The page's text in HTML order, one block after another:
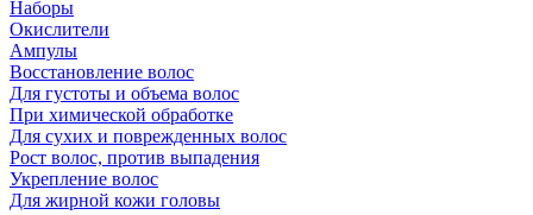
Наборы
Окислители
Ампулы
Восстановление волос
Для густоты и объема волос
При химической обработке
Для сухих и поврежденных волос
Рост волос, против выпадения
Укрепление волос
Для жирной кожи головы